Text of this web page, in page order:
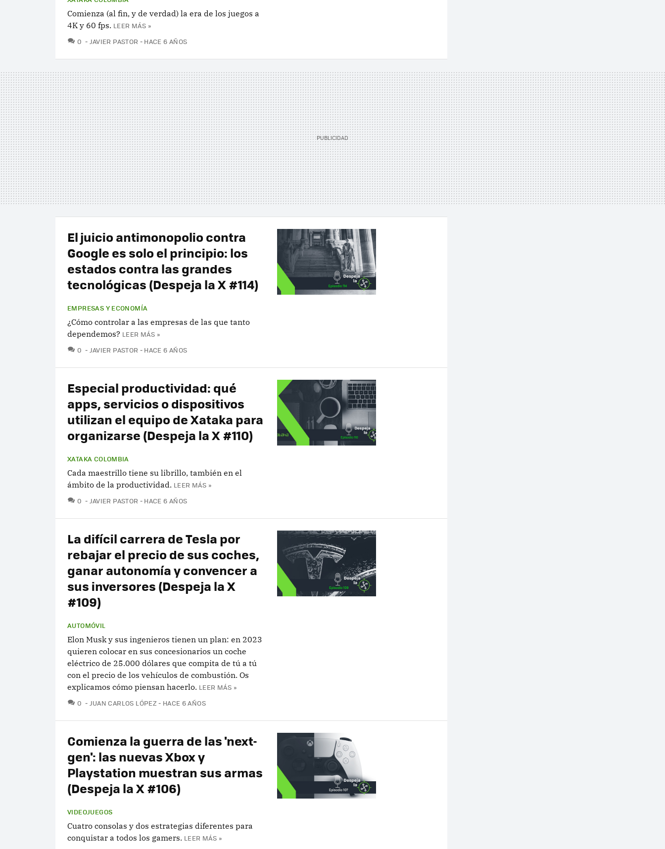
Comienza (al fin, y de verdad) la era de los juegos a
4K y 60 fps. LEER MÁS »
0 COMENTARIOS
JAVIER PASTOR HACE 6 AÑOS
El juicio antimonopolio contra
Google es solo el principio: los
estados contra las grandes
tecnológicas (Despeja la X #114)
EMPRESAS Y ECONOMÍA
¿Cómo controlar a las empresas de las que tanto
dependemos? LEER MÁS »
0 COMENTARIOS
JAVIER PASTOR HACE 6 AÑOS
Especial productividad: qué
apps, servicios o dispositivos
utilizan el equipo de Xataka para
organizarse (Despeja la X #110)
XATAKA COLOMBIA
Cada maestrillo tiene su librillo, también en el
ámbito de la productividad. LEER MÁS »
0 COMENTARIOS
JAVIER PASTOR HACE 6 AÑOS
La difícil carrera de Tesla por
rebajar el precio de sus coches,
ganar autonomía y convencer a
sus inversores (Despeja la X
#109)
AUTOMÓVIL
Elon Musk y sus ingenieros tienen un plan: en 2023
quieren colocar en sus concesionarios un coche
eléctrico de 25.000 dólares que compita de tú a tú
con el precio de los vehículos de combustión. Os
explicamos cómo piensan hacerlo. LEER MÁS »
0 COMENTARIOS
JUAN CARLOS LÓPEZ HACE 6 AÑOS
Comienza la guerra de las 'next-
gen': las nuevas Xbox y
Playstation muestran sus armas
(Despeja la X #106)
VIDEOJUEGOS
Cuatro consolas y dos estrategias diferentes para
conquistar a todos los gamers. LEER MÁS »